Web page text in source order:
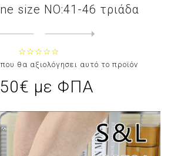
size NO:41-46 τριάδα
θα αξιολόγησει αυτό το προϊόν
με ΦΠΑ